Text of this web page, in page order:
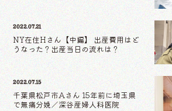
2022.07.21
NY在住Hさん【中編】 出産費用はど
うなった？出産当日の流れは？
2022.07.15
千葉県松戸市Aさん 15年前に埼玉県
で無痛分娩／深谷産婦人科医院